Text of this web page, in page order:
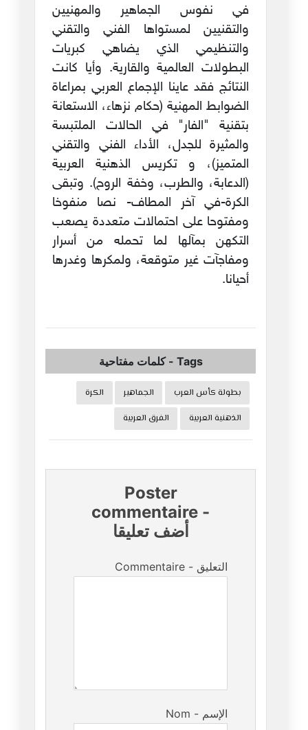
في نفوس الجماهير والمهنيين
والتقنيين لمستواها الفني والتقني
والتنظيمي الذي يضاهي كبريات
البطولات العالمية والقارية. وأيا كانت
النتائج فقد عاينا الإجماع العربي بمراعاة
الضوابط المهنية (حكام نزهاء، الاستعانة
بتقنية "الفار" في الحالات الملتبسة
والمثيرة للجدل، الأداء الفني والتقني
المتميز)، و تكريس الذهنية العربية
(الدعابة، والطرب، وخفة الروح). وتبقى
الكرة-في آخر المطاف- نصا منفوخا
ومفتوحا على احتمالات متعددة يصعب
التكهن بمآلها لما تحمله من أسرار
ومفاجآت غير متوقعة، ولمكرها وغدرها
أحيانا.
Tags
-كلمات مفتاحية
بطولة كأس العرب الجماهير
الكرة
الذهنية العربية
الفرق العربية
Poster
commentaire -
أضف تعليقا
Commentaire - التعليق
Nom - الإسم